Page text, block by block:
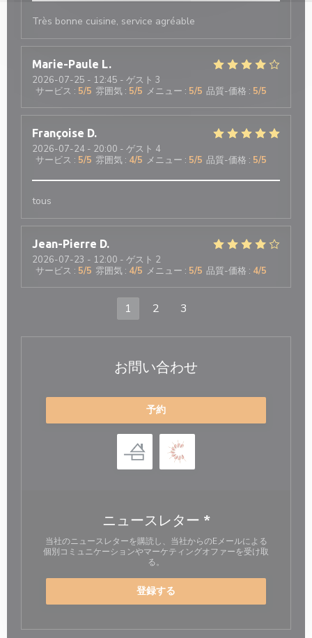
Très bonne cuisine, service agréable
Marie-Paule L
2026-07-25 - 12:45 - ゲスト 3
サービス : 5/5 雰囲気 : 5/5 メニュー : 5/5 品質-価格 : 5/5
Françoise D
2026-07-24 - 20:00 - ゲスト 4
サービス : 5/5 雰囲気 : 4/5 メニュー : 5/5 品質-価格 : 5/5
tous
Jean-Pierre D
2026-07-23 - 12:00 - ゲスト 2
サービス : 5/5 雰囲気 : 4/5 メニュー : 5/5 品質-価格 : 4/5
1 2 3
お問い合わせ
予約
ニュースレター *
当社のニュースレターを購読し、当社からのEメールによる
個別コミュニケーションやマーケティングオファーを受け取
る。
登録する